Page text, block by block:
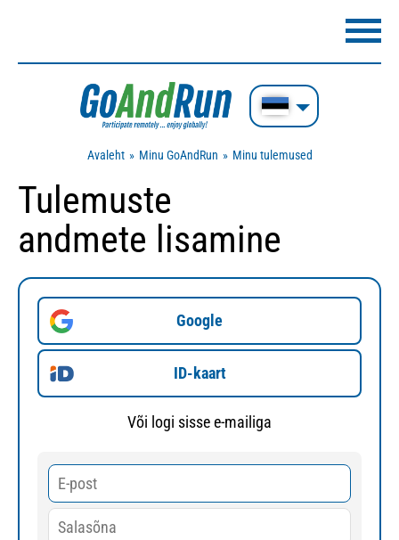
Avaleht Minu GoAndRun Minu tulemused
Tulemuste
andmete lisamine
Google
ID-kaart
Või logi sisse e-mailiga